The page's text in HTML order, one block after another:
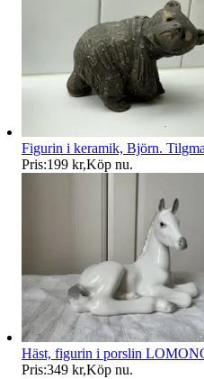
Figurin i keramik, Björn.
Pris:199 kr,Köp nu.
Häst, figurin i porslin
Pris:349 kr,Köp nu.